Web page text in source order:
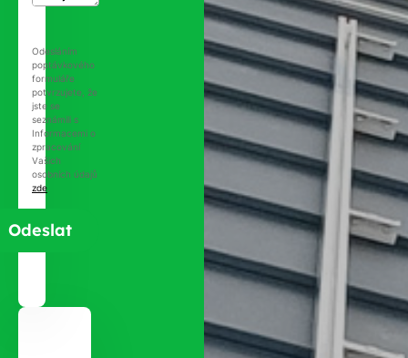
Odesláním
poptávkového
formuláře
potvrzujete, že
jste se
seznámili s
Informacemi o
zpracování
Vašich
osobních údajů
zde